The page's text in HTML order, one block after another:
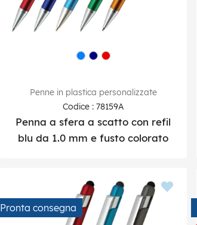
Penne in plastica personalizzate
Codice : 78159A
Penna a sfera a scatto con refil
blu da 1.0 mm e fusto colorato
Pronta consegna